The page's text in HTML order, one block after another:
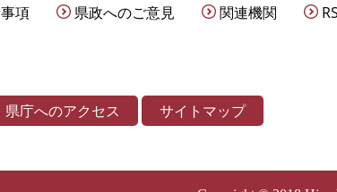
項 県政へのご意見 関連機関
県庁へのアクセス サイトマップ